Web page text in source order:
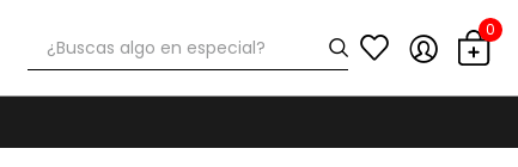
¿Buscas algo en especial? 0